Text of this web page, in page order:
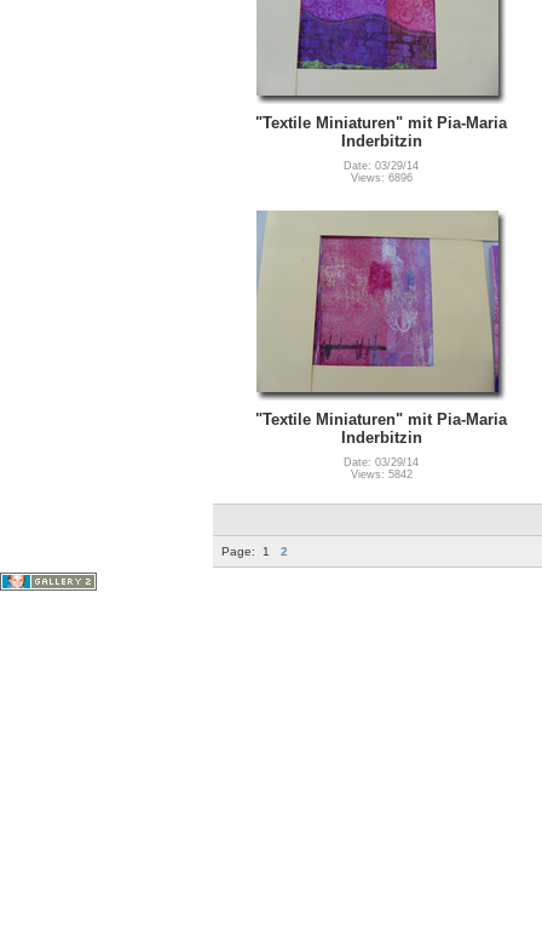
"Textile Miniaturen" mit Pia-Maria
Inderbitzin
Date: 03/29/14
Views: 6896
"Textile Miniaturen" mit Pia-Maria
Inderbitzin
Date: 03/29/14
Views: 5842
Page: 1 2